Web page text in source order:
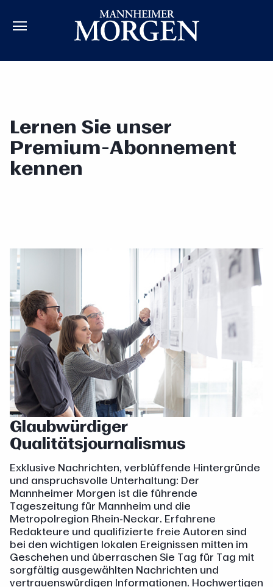
Lernen Sie unser
Premium-Abonnement
kennen
Glaubwürdiger
Qualitätsjournalismus
Exklusive Nachrichten, verblüffende Hintergründe
und anspruchsvolle Unterhaltung: Der
Mannheimer Morgen ist die führende
Tageszeitung für Mannheim und die
Metropolregion Rhein-Neckar. Erfahrene
Redakteure und qualifizierte freie Autoren sind
bei den wichtigen lokalen Ereignissen mitten im
Geschehen und überraschen Sie Tag für Tag mit
sorgfältig ausgewählten Nachrichten und
vertrauenswürdigen Informationen. Hochwertigen